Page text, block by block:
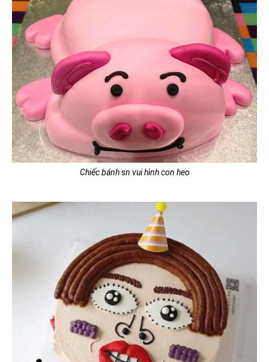
Chiếc bánh sn vui hình con heo